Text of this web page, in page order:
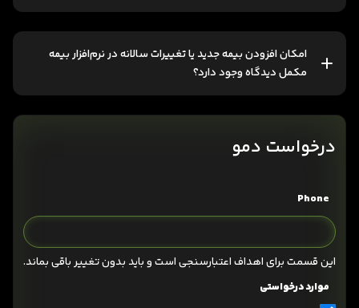
امکان افزودن بیمه جدید یا تغییرات سالانه در نرم‌افزار بیمه
مکمل دیدگاه وجود دارد؟
درخواست دمو
Phone
این قسمت برای اهداف اعتبارسنجی است و باید بدون تغییر باقی بماند.
موارد درخواستی